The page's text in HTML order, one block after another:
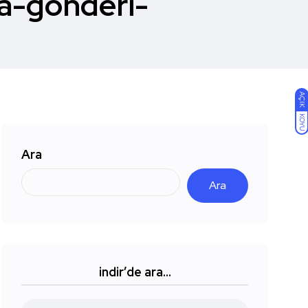
AÇIK
KOYU
Ara
Ara
indir’de ara…